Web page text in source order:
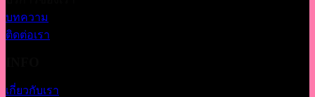
บทความ
ติดต่อเรา
เกี่ยวกับเรา